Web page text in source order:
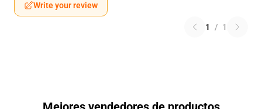
Write your review
1 / 1